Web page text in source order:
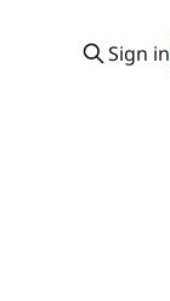
Sign in